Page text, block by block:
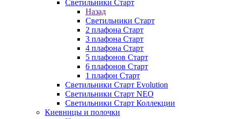
Светильники Старт
Назад
Светильники Старт
2 плафона Старт
3 плафона Старт
4 плафона Старт
5 плафонов Старт
6 плафонов Старт
1 плафон Старт
Светильники Старт Evolution
Светильники Старт NEO
Светильники Старт Коллекции
Киевницы и полочки